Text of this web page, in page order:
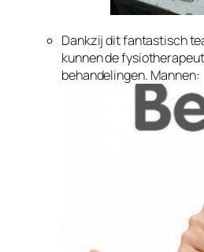
Dankzij dit fantastisch
kunnen de
behandelingen. Mannen: